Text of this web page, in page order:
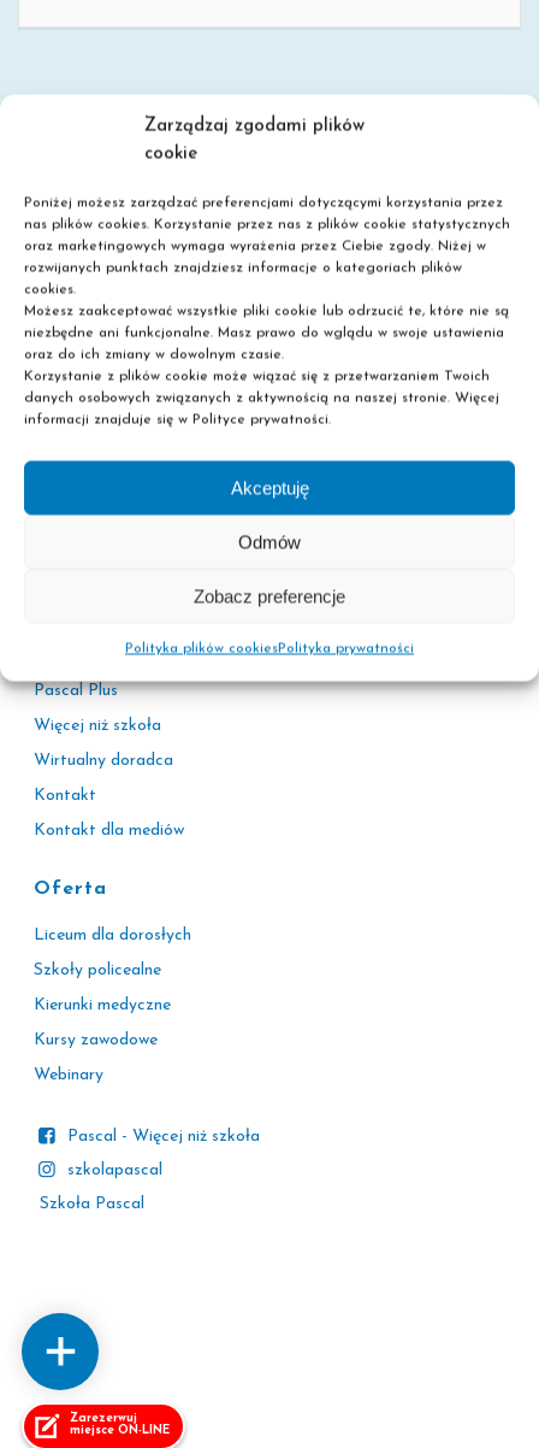
Zarządzaj zgodami plików
cookie
Poniżej możesz zarządzać preferencjami dotyczącymi korzystania przez
nas plików cookies. Korzystanie przez nas z plików cookie statystycznych
oraz marketingowych wymaga wyrażenia przez Ciebie zgody. Niżej w
rozwijanych punktach znajdziesz informacje o kategoriach plików
cookies.
Możesz zaakceptować wszystkie pliki cookie lub odrzucić te, które nie są
niezbędne ani funkcjonalne. Masz prawo do wglądu w swoje ustawienia
oraz do ich zmiany w dowolnym czasie.
Korzystanie z plików cookie może wiązać się z przetwarzaniem Twoich
danych osobowych związanych z aktywnością na naszej stronie. Więcej
informacji znajduje się w Polityce prywatności.
Akceptuję
Odmów
Zobacz preferencje
Polityka plików cookiesPolityka prywatności
Zarezerwuj
miejsce ON-LINE
Szkoła policealna
Liceum dla dorosłych
Nie wymagamy matury!
Pascal Plus
Więcej niż szkoła
Wirtualny doradca
Kontakt
Kontakt dla mediów
Oferta
Liceum dla dorosłych
Szkoły policealne
Kierunki medyczne
Kursy zawodowe
Webinary
Pascal - Więcej niż szkoła
szkolapascal
Szkoła Pascal